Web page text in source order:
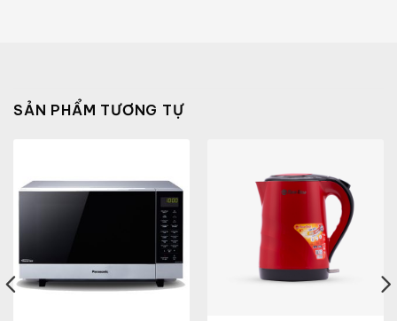
SẢN PHẨM TƯƠNG TỰ